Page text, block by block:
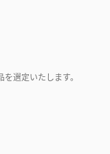
選定いたします。